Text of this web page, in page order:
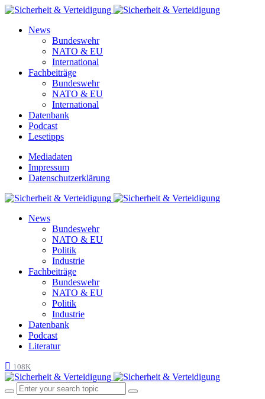
News
Bundeswehr
NATO & EU
International
Fachbeiträge
Bundeswehr
NATO & EU
International
Datenbank
Podcast
Lesetipps
Mediadaten
Impressum
Datenschutzerklärung
News
Bundeswehr
NATO & EU
Politik
Industrie
Fachbeiträge
Bundeswehr
NATO & EU
Politik
Industrie
Datenbank
Podcast
Literatur
108K